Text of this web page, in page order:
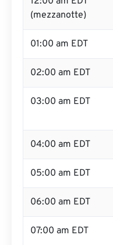
(mezzanotte)
01:00 am EDT
02:00 am EDT
03:00 am EDT
04:00 am EDT
05:00 am EDT
06:00 am EDT
07:00 am EDT